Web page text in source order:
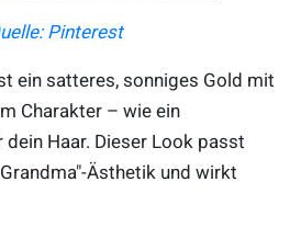
Pinterest
ein satteres, sonniges Gold mit
Charakter – wie ein
Haar. Dieser Look passt
Ästhetik und wirkt